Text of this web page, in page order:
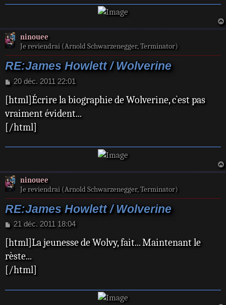
ninouee
Je reviendrai (Arnold Schwarzenegger, Terminator)
RE:James Howlett / Wolverine
M
s
a
g
20 déc. 2011 22:01
[html]Écrire la biographie de Wolverine, c`est pas
vraiment évident...
[/html]
ninouee
Je reviendrai (Arnold Schwarzenegger, Terminator)
RE:James Howlett / Wolverine
M
s
s
a
g
21 déc. 2011 18:04
[html]La jeunesse de Wolvy, fait... Maintenant le
rèste...
[/html]